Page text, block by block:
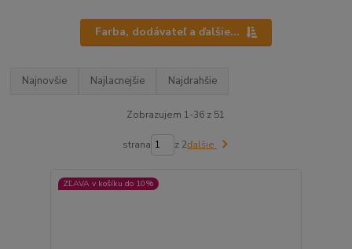
Farba, dodávateľ a ďalšie...
Najnovšie Najlacnejšie Najdrahšie
Zobrazujem 1-36 z 51
strana z 2ďalšie
ZĽAVA v košíku do 10%